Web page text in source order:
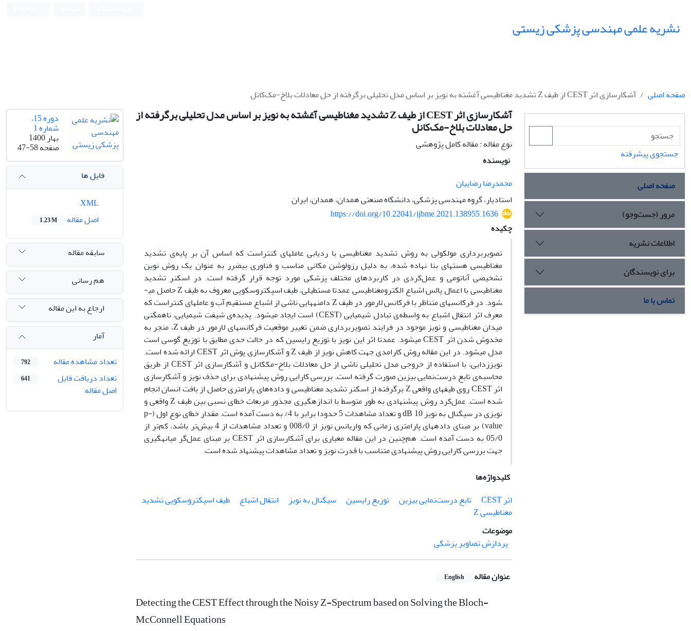
نشریه علمی مهندسی پزشکی زیستی
صفحه اصلی آشکارسازی اثر CEST از طیف Z تشدید مغناطیسی آغشته به نویز بر اساس مدل تحلیلی برگرفته از حل معادلات بلاخ-مک‌کانل
آشکارسازی اثر CEST از طیف Z تشدید مغناطیسی آغشته به نویز بر اساس مدل تحلیلی برگرفته از
حل معادلات بلاخ-مک‌کانل
نوع مقاله : مقاله کامل پژوهشی
نویسنده
محمدرضا رضاییان
استادیار، گروه مهندسی پزشکی، دانشگاه صنعتی همدان، همدان، ایران
https://doi.org/10.22041/ijbme.2021.138955.1636
چکیده
تصویربرداری مولکولی به روش تشدید مغناطیسی با ردیابی عامل­های کنتراست که اساس آن بر پایه‌ی تشدید
مغناطیسی هسته­ای بنا نهاده شده، به دلیل رزولوشن مکانی مناسب و فناوری بی­ضرر به عنوان یک روش نوین
تشخیصی آناتومی و عمل‌کردی در کاربردهای مختلف پزشکی مورد توجه قرار گرفته است. در اسکنر تشدید
مغناطیسی با اعمال پالس اشباع الکترومغناطیسی عمدتا مستطیلی، طیف اسپکتروسکوپی معروف به طیف Z حاصل می­
شود. در فرکانس­های متناظر با فرکانس لارمور در طیف Z دامنه­هایی ناشی از اشباع مستقیم آب و عامل­های کنتراست که
معرف اثر انتقال اشباع به واسطه‌ی تبادل شیمیایی (CEST) است ایجاد می­شود. پدیده‌ی شیفت شیمیایی، ناهمگنی
میدان مغناطیسی و نویز موجود در فرایند تصویربرداری ضمن تغییر موقعیت فرکانس­های لارمور در طیف Z، منجر به
مخدوش شدن اثر CEST می­شود. عمدتا اثر این نویز با توزیع رایسین که در حالت حدی مطابق با توزیع گوسی است
مدل می­شود. در این مقاله روش کارامدی جهت کاهش نویز از طیف Z و آشکارسازی پوش اثر CEST ارائه شده است.
نویز­زدایی، با استفاده از خروجی مدل تحلیلی ناشی از حل معادلات بلاخ-مک­کانل و آشکارسازی اثر CEST از طریق
محاسبه‌ی تابع درست‌نمایی بیزین صورت گرفته است. بررسی کارایی روش­ پیشنهادی برای حذف نویز و آشکارسازی
اثر CEST روی طیف­های واقعی Z برگرفته از اسکنر تشدید مغناطیسی و داده‌های پارامتری حاصل از بافت انسان انجام
شده است. عمل‌کرد روش پیشنهادی به طور متوسط با اندازه­گیری مجذور مربعات خطای نسبی بین طیف Z واقعی و
نویزی در سیگنال به نویز 10 dB و تعداد مشاهدات 5 حدودا برابر با 4% به دست آمده است. مقدار خطای نوع اول (p-
value) بر مبنای داده­های پارامتری زمانی که واریانس نویز از 008/0 و تعداد مشاهدات از 4 بیش‌تر باشد، کم‌تر از
05/0 به دست آمده است. هم‌چنین در این مقاله معیاری برای آشکارسازی اثر CEST بر مبنای عمل‌گر میانه­گیری
جهت بررسی کارایی روش پیشنهادی متناسب با قدرت نویز و تعداد مشاهدات پیشنهاد شده است.
کلیدواژه‌ها
اثر CEST
تابع درست‌نمایی بیزین توزیع رایسین سیگنال به نویز انتقال اشباع
طیف اسپکتروسکوپی تشدید
مغناطیسی Z
موضوعات
پردازش تصاویر پزشکی
عنوان مقاله English
Detecting the CEST Effect through the Noisy Z-Spectrum based on Solving the Bloch-
McConnell Equations
دوره 15،
شماره 1
بهار 1400
صفحه47-58
فایل ها
اصل مقاله
1.23 M
سابقه مقاله
هم رسانی
ارجاع به این مقاله
آمار
تعداد مشاهده مقاله
792
تعداد دریافت فایل
اصل مقاله
641
جستجوی پیشرفته
صفحه اصلی
مرور (جست‌وجو)
اطلاعات نشریه
برای نویسندگان
تماس با ما